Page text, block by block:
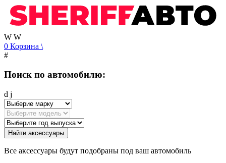
W W
0 Корзина \
#
Поиск по автомобилю:
d j
Найти аксессуары
Все аксессуары будут подобраны под ваш автомобиль